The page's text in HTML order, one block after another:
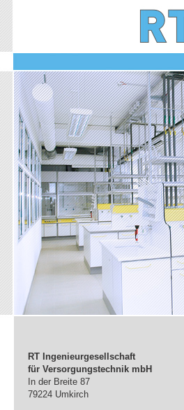
RT Ingenieurgesellschaft
für Versorgungstechnik mbH
In der Breite 87
79224 Umkirch